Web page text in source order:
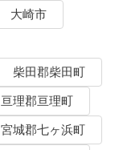
大崎市
柴田郡柴田町
亘理郡亘理町
宮城郡七ヶ浜町